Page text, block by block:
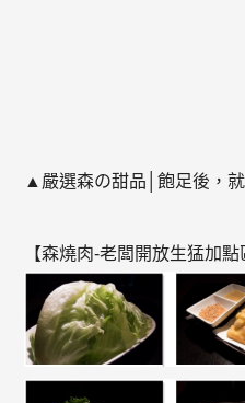
▲嚴選森の甜品│飽足後，
【森燒肉-老闆開放生猛加點